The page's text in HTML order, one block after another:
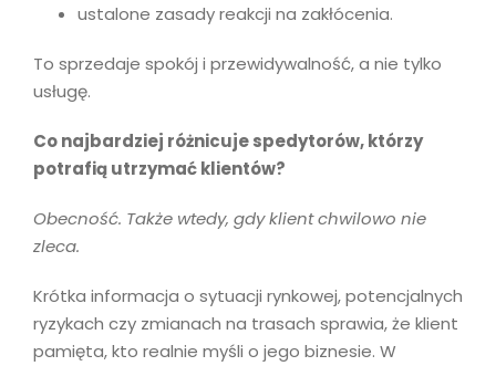
ustalone zasady reakcji na zakłócenia.
To sprzedaje spokój i przewidywalność, a nie tylko
usługę.
Co najbardziej różnicuje spedytorów, którzy
potrafią utrzymać klientów?
Obecność. Także wtedy, gdy klient chwilowo nie
zleca.
Krótka informacja o sytuacji rynkowej, potencjalnych
ryzykach czy zmianach na trasach sprawia, że klient
pamięta, kto realnie myśli o jego biznesie. W